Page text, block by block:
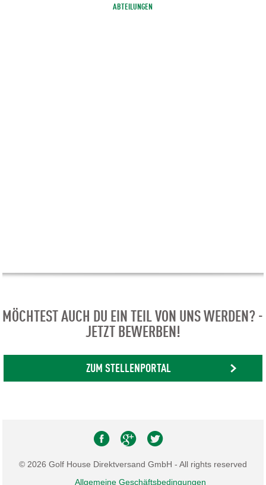
ABTEILUNGEN
MÖCHTEST AUCH DU EIN TEIL VON UNS WERDEN? -
JETZT BEWERBEN!
ZUM STELLENPORTAL
© 2026 Golf House Direktversand GmbH - All rights reserved
Allgemeine Geschäftsbedingungen